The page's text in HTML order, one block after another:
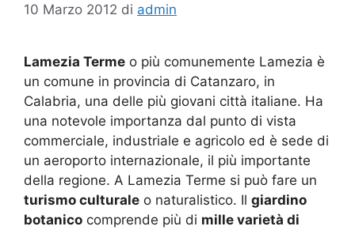
10 Marzo 2012 di admin
Lamezia Terme o più comunemente Lamezia è
un comune in provincia di Catanzaro, in
Calabria, una delle più giovani città italiane. Ha
una notevole importanza dal punto di vista
commerciale, industriale e agricolo ed è sede di
un aeroporto internazionale, il più importante
della regione. A Lamezia Terme si può fare un
turismo culturale o naturalistico. Il giardino
botanico comprende più di mille varietà di